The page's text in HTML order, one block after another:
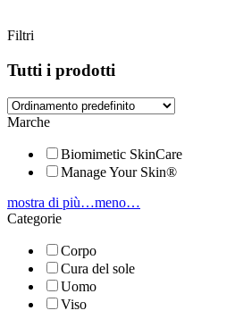
Filtri
Tutti i prodotti
Marche
Biomimetic SkinCare
Manage Your Skin®
mostra di più…meno…
Categorie
Corpo
Cura del sole
Uomo
Viso